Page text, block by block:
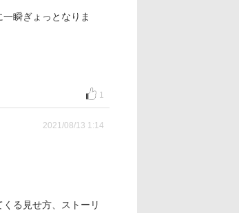
瞬ぎょっとなりま
1
2021/08/13 1:14
る見せ方、ストーリ